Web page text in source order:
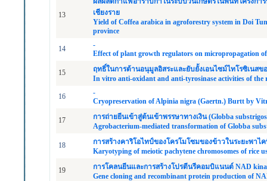
13
เชียงราย
Yield of Coffea arabica in agroforestry system in Doi
province
14
-
Effect of plant growth regulators on micropropagation
15
ฤทธิ์ในการต้านอนุมูลอิสระและยับยั้งเอนไซม์ไทโรซิเนส
In vitro anti-oxidant and anti-tyrosinase activities of
16
-
Cryopreservation of Alpinia nigra (Gaertn.) Burtt by
17
การถ่ายยีนเข้าสู่ต้นเข้าพรรษาทางเงิน (Globba
Agrobacterium-mediated transformation of Globba
18
การสร้างคาริโอไทป์ของโครโมโซมของข้าวในระยะพาไ
Karyotyping of meiotic pachytene chromosomes of rice
19
การโคลนยีนและการสร้างโปรตีนรีคอมบิแนนต์ NAD
Gene cloning and recombinant protein production of